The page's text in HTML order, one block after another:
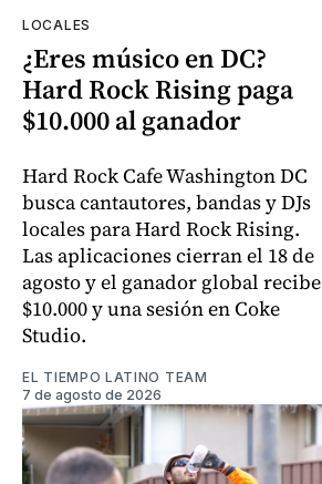
LOCALES
¿Eres músico en DC?
Hard Rock Rising paga
$10.000 al ganador
Hard Rock Cafe Washington DC
busca cantautores, bandas y DJs
locales para Hard Rock Rising.
Las aplicaciones cierran el 18 de
agosto y el ganador global recibe
$10.000 y una sesión en Coke
Studio.
EL TIEMPO LATINO TEAM
7 de agosto de 2026